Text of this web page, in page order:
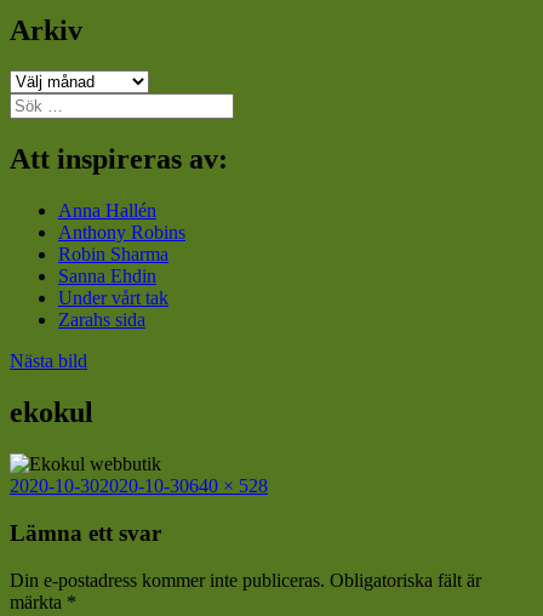
Arkiv
Arkiv
Sök
efter:
Att inspireras av:
Anna Hallén
Anthony Robins
Robin Sharma
Sanna Ehdin
Under vårt tak
Zarahs sida
Nästa bild
ekokul
Postat
2020-10-302020-10-30Full
640 × 528
Lämna ett svar
Din e-postadress kommer inte publiceras. Obligatoriska fält är
märkta *